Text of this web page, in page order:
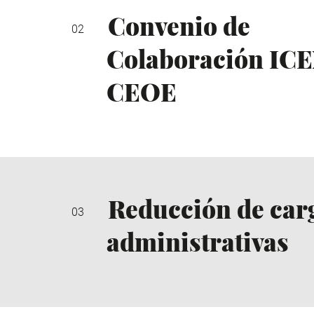
Convenio de
Colaboración
CEOE
Reducción de
administrativas